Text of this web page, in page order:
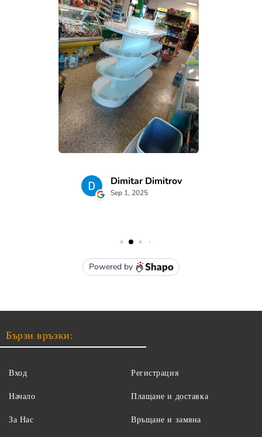
Бързи връзки:
Вход
Начало
За Нас
Регистрация
Плащане и доставка
Връщане и замяна